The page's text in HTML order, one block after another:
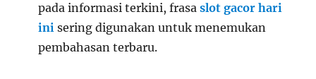
pada informasi terkini, frasaslot gacor hari
ini sering digunakan untuk menemukan
pembahasan terbaru.